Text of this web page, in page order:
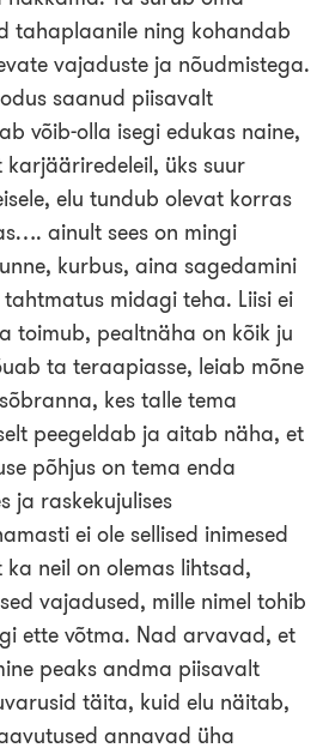
tahaplaanile ning kohandab
vajaduste ja nõudmistega.
saanud piisavalt
võib-olla isegi edukas naine,
karjääriredeleil, üks suur
elu tundub olevat korras
ainult sees on mingi
kurbus, aina sagedamini
midagi teha. Liisi ei
toimub, pealtnäha on kõik ju
ta teraapiasse, leiab mõne
kes talle tema
peegeldab ja aitab näha, et
põhjus on tema enda
ja raskekujulises
ei ole sellised inimesed
neil on olemas lihtsad,
vajadused, mille nimel tohib
ette võtma. Nad arvavad, et
peaks andma piisavalt
täita, kuid elu näitab,
annavad üha